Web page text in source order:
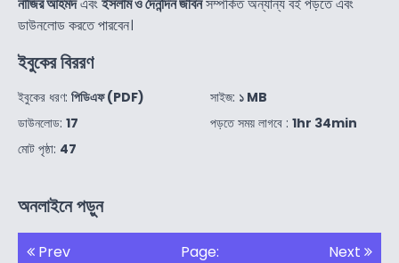
ডাউনলোড করতে পারবেন।
ইবুকের বিররণ
ইবুকের ধরণ: পিডিএফ (PDF)
ডাউনলোড: 17
মোট পৃষ্ঠা: 47
সাইজ: ১ MB
পড়তে সময় লাগবে : 1hr 34min
অনলাইনে পড়ুন
Prev Page: Next